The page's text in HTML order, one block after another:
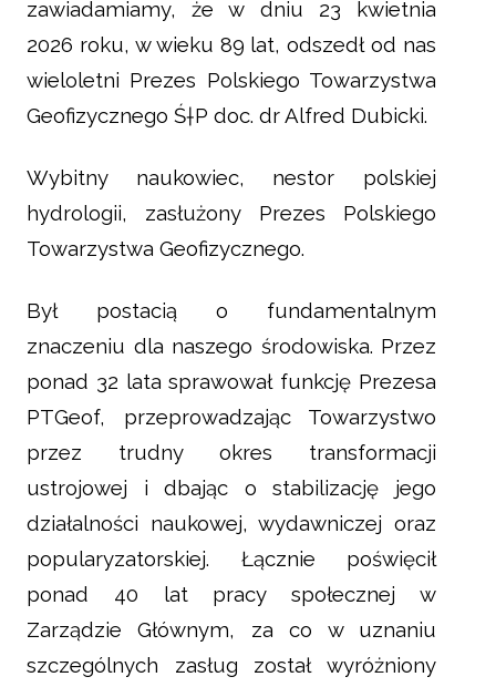
zawiadamiamy, że w dniu 23 kwietnia
2026 roku, w wieku 89 lat, odszedł od nas
wieloletni Prezes Polskiego Towarzystwa
Geofizycznego Ś†P doc. dr Alfred Dubicki.
Wybitny naukowiec, nestor polskiej
hydrologii, zasłużony Prezes Polskiego
Towarzystwa Geofizycznego.
Był postacią o fundamentalnym
znaczeniu dla naszego środowiska. Przez
ponad 32 lata sprawował funkcję Prezesa
PTGeof, przeprowadzając Towarzystwo
przez trudny okres transformacji
ustrojowej i dbając o stabilizację jego
działalności naukowej, wydawniczej oraz
popularyzatorskiej. Łącznie poświęcił
ponad 40 lat pracy społecznej w
Zarządzie Głównym, za co w uznaniu
szczególnych zasług został wyróżniony